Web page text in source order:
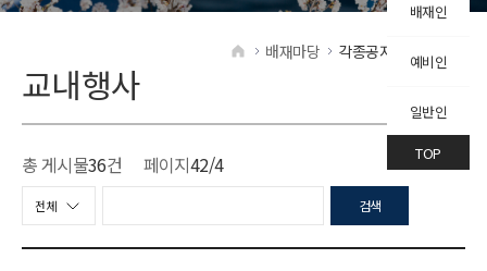
교내행사 HOME
배재마당 각종공지 교내행사
총 게시물36건 페이지42/4
검색
배재인
예비인
일반인
TOP